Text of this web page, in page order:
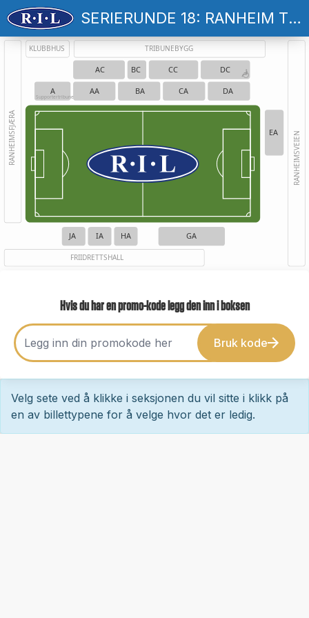
SERIERUNDE 18: RANHEIM TF - STRØMSGODSET
IA HA GA
JA
AC BC CC DC
AA BA CA DA
EA
A
Supportertribune
KLUBBHUS
RANHEIMSFJÆRA RANHEIMSVEIEN
FRIIDRETTSHALL
TRIBUNEBYGG
Hvis du har en promo-kode legg den inn i boksen
Bruk kode
Velg sete ved å klikke i seksjonen du vil sitte i klikk på
en av billettypene for å velge hvor det er ledig.